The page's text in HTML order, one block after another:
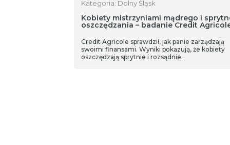
Kategoria: Dolny Śląsk
Kobiety mistrzyniami mądrego i
oszczędzania – badanie Credit
Credit Agricole sprawdził, jak panie zarządzają
swoimi finansami. Wyniki pokazują, że kobiety
oszczędzają sprytnie i rozsądnie.